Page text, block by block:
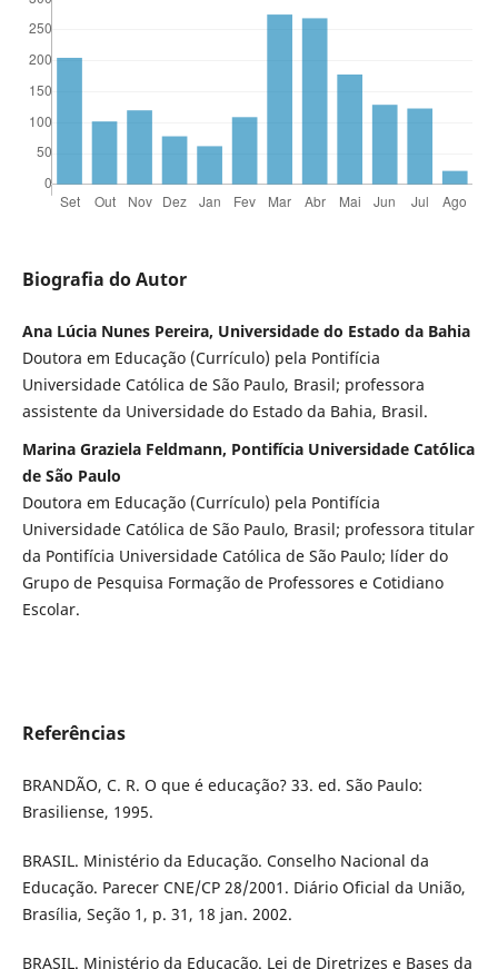
Biografia do Autor
Ana Lúcia Nunes Pereira, Universidade do Estado da Bahia
Doutora em Educação (Currículo) pela Pontifícia
Universidade Católica de São Paulo, Brasil; professora
assistente da Universidade do Estado da Bahia, Brasil.
Marina Graziela Feldmann, Pontifícia Universidade Cat´ólica
de São Paulo
Doutora em Educação (Currículo) pela Pontifícia
Universidade Católica de São Paulo, Brasil; professora titular
da Pontifícia Universidade Católica de São Paulo; líder do
Grupo de Pesquisa Formação de Professores e Cotidiano
Escolar.
Referências
BRANDÃO, C. R. O que é educação? 33. ed. São Paulo:
Brasiliense, 1995.
BRASIL. Ministério da Educação. Conselho Nacional da
Educação. Parecer CNE/CP 28/2001. Diário Oficial da União,
Brasília, Seção 1, p. 31, 18 jan. 2002.
BRASIL. Ministério da Educação. Lei de Diretrizes e Bases da